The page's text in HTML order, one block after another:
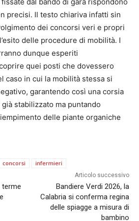
precisi. Il testo chiariva infatti sin
dei concorsi veri e propri
delle procedure di mobilità. I
dunque esperiti
quei posti che dovessero
caso in cui la mobilità stessa si
garantendo così una corsia
stabilizzato ma puntando
delle piante organiche
concorsi infermieri
terme
Articolo successivo
Bandiere Verdi 2026, la
Calabria si conferma regina
delle spiagge a misura di
bambino